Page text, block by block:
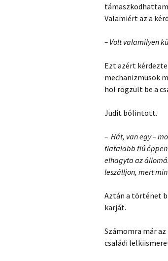
Valamiért az a
– Volt valamilyen
Ezt azért
mechanizmusok
hol rögzült be a
Judit bólintott.
– Hát, van egy –
fiatalabb fiú
elhagyta az
leszálljon, mert
Aztán a történet
karját.
Számomra már
családi